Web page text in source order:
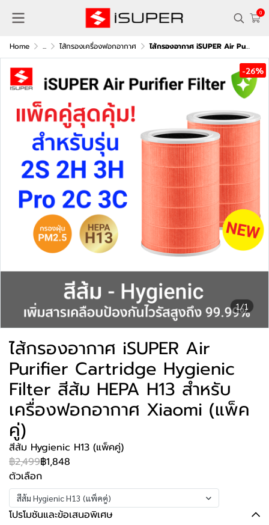
0
Home ... ไส้กรองเครื่องฟอกอากาศ ไส้กรองอากาศ iSUPER Air Purifier Cartridge Hygienic Filter สีส้ม HEPA H13 สำหรับเครื่องฟอกอากาศ Xiaomi (แพ็คคู่)
1/1
-26%
ไส้กรองอากาศ iSUPER Air
Purifier Cartridge Hygienic
Filter สีส้ม HEPA H13 สำหรับ
เครื่องฟอกอากาศ Xiaomi (แพ็ค
คู่)
สีส้ม Hygienic H13 (แพ็คคู่)
฿2,499฿1,848
ตัวเลือก
สีส้ม Hygienic H13 (แพ็คคู่)
โปรโมชันและข้อเสนอพิเศษ